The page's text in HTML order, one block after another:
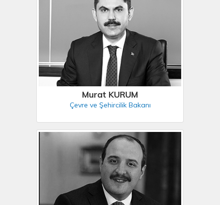
Murat KURUM
Çevre ve Şehircilik Bakanı